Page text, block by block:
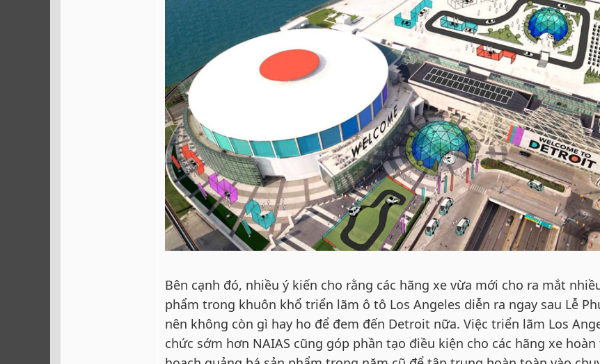
Bên cạnh đó, nhiều ý kiến cho rằng các hãng xe vừa mới cho ra mắt
phẩm trong khuôn khổ triển lãm ô tô Los Angeles diễn ra ngay sau Lễ
nên không còn gì hay ho để đem đến Detroit nữa. Việc triển lãm Los
chức sớm hơn NAIAS cũng góp phần tạo điều kiện cho các hãng xe